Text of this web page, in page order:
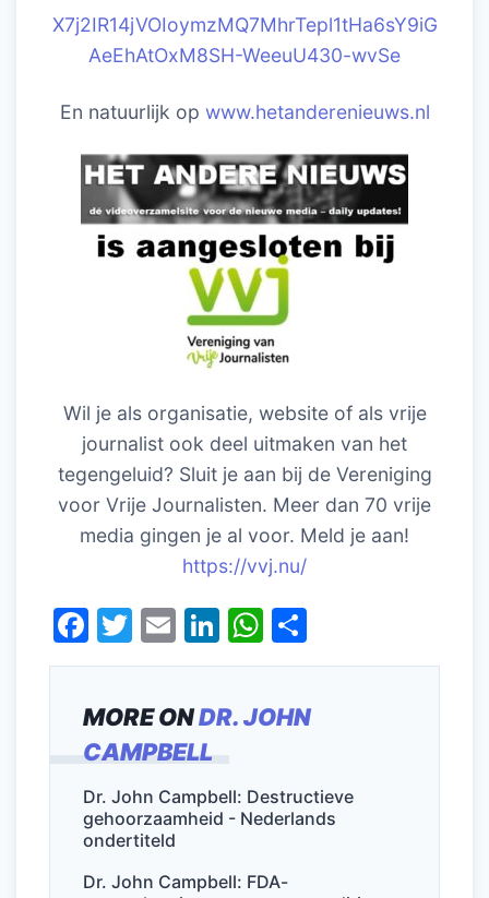
MORE ONDR. JOHN
CAMPBELL
Dr. John Campbell: Destructieve
gehoorzaamheid - Nederlands
ondertiteld
Dr. John Campbell: FDA-
X7j2IR14jVOIoymzMQ7MhrTepl1tHa6sY9iG
AeEhAtOxM8SH-WeeuU430-wvSe
En natuurlijk op www.hetanderenieuws.nl
Wil je als organisatie, website of als vrije
journalist ook deel uitmaken van het
tegengeluid? Sluit je aan bij de Vereniging
voor Vrije Journalisten. Meer dan 70 vrije
media gingen je al voor. Meld je aan!
https://vvj.nu/
F
a
e
b
o
o
k
T
w
er
E
m
l
Li
n
e
n
W
h
s
p
p
el
n